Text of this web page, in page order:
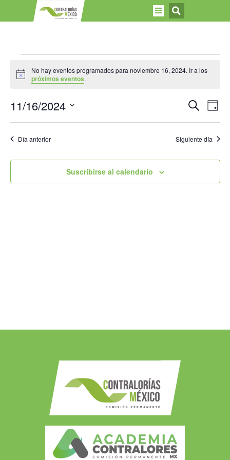
Aviso
No hay eventos programados para noviembre 16, 2024. Ir a los
próximos eventos.
de
y
Buscar
de
de
Día
11/16/2024
la
fecha.
Día anterior Siguiente día
Suscribirse al calendario